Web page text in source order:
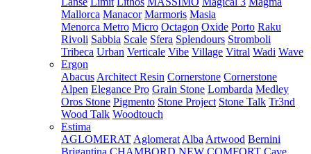
Mallorca Manacor Marmoris Masia
Menorca Metro Micro Octagon Oxide Porto Raku
Rivoli Sabbia Scale Sfera Splendours Stromboli
Tribeca Urban Verticale Vibe Village Vitral Wadi Wave
Ergon
Abacus Architect Resin Cornerstone Cornerstone
Alpen Elegance Pro Grain Stone Lombarda Medley
Oros Stone Pigmento Stone Project Stone Talk Tr3nd
Wood Talk Woodtouch
Estima
AGLOMERAT Aglomerat Alba Artwood Bernini